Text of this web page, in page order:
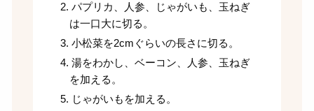
パプリカ、人参、じゃがいも、玉ねぎ
は一口大に切る。
小松菜を2cmぐらいの長さに切る。
湯をわかし、ベーコン、人参、玉ねぎ
を加える。
じゃがいもを加える。